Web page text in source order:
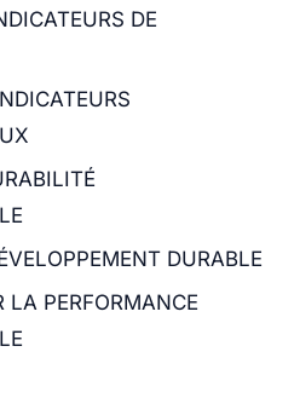
DE
DURABLE
LA PERFORMANCE